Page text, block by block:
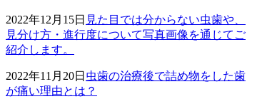
2022年12月15日 見た目では分からない虫歯や、
見分け方・進行度について写真画像を通じてご
紹介します。
2022年11月20日 虫歯の治療後で詰め物をした歯
が痛い理由とは？